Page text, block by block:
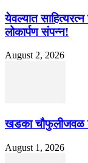
येवल्यात
लोकार्पण संपन्न!
August 2, 2026
खडका चौफुलीजवळ
August 1, 2026